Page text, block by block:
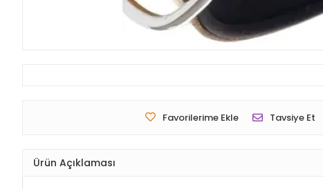
Favorilerime Ekle Tavsiye Et
Ürün Açıklaması